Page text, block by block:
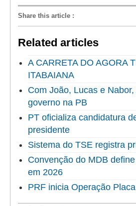
Share this article :
Related articles
A CARRETA DO AGORA
ITABAIANA
Com João, Lucas e
governo na PB
PT oficializa candidatura
presidente
Sistema do TSE registra
Convenção do MDB
em 2026
PRF inicia Operação